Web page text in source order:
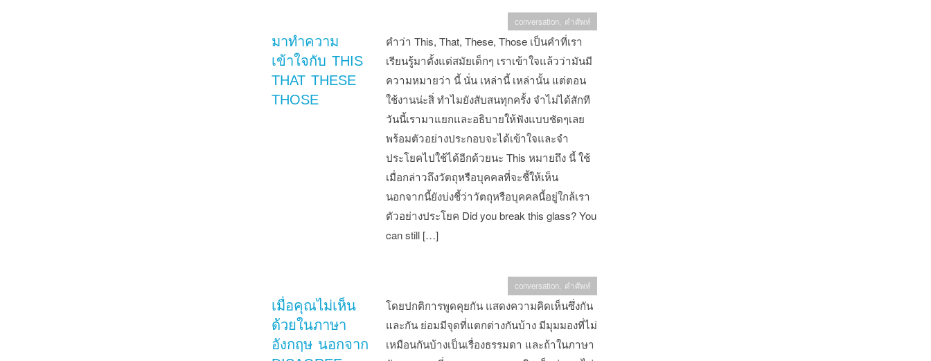
มาทำความ
เข้าใจกับ THIS
THAT THESE
THOSE
คำว่า This, That, These, Those เป็นคำที่เรา
เรียนรู้มาตั้งแต่สมัยเด็กๆ เราเข้าใจแล้วว่ามันมี
ความหมายว่า นี้ นั่น เหล่านี้ เหล่านั้น แต่ตอน
ใช้งานน่ะสิ่ ทำไมยังสับสนทุกครั้ง จำไม่ได้สักที
วันนี้เรามาแยกและอธิบายให้ฟังแบบชัดๆเลย
พร้อมตัวอย่างประกอบจะได้เข้าใจและจำ
ประโยคไปใช้ได้อีกด้วยนะ This หมายถึง นี้ ใช้
เมื่อกล่าวถึงวัตถุหรือบุคคลที่จะชี้ให้เห็น
นอกจากนี้ยังบ่งชี้ว่าวัตถุหรือบุคคลนี้อยู่ใกล้เรา
ตัวอย่างประโยค Did you break this glass? You
can still […]
conversation, คำศัพท์
เมื่อคุณไม่เห็น
ด้วยในภาษา
อังกฤษ นอกจาก
โดยปกติการพูดคุยกัน แสดงความคิดเห็นซึ่งกัน
และกัน ย่อมมีจุดที่แตกต่างกันบ้าง มีมุมมองที่ไม่
เหมือนกันบ้างเป็นเรื่องธรรมดา และถ้าในภาษา
conversation, คำศัพท์